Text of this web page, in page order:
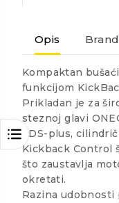
Opis Brand
Kompaktan
funkcijom
Prikladan je za
steznoj glavi
SDS-plus,
Kickback Control
što zaustavlja
okretati.
Razina udobnosti